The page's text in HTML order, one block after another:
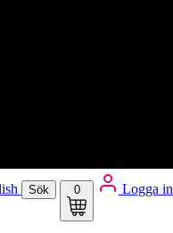
Sök 0 Logga in